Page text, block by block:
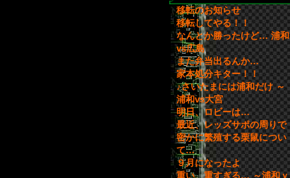
移転のお知らせ
移転してやる！！
なんとか勝ったけど… 浦和
vs広島
また弁当出るんか…
家本処分キター！！
♪さいたまには浦和だけ ～
浦和vs大宮
明日、ロビーは…
最近、レッズサポの周りで
密かに繁殖する栗鼠につい
て…
９月になったよ
重い、重すぎる… ～浦和ｖ